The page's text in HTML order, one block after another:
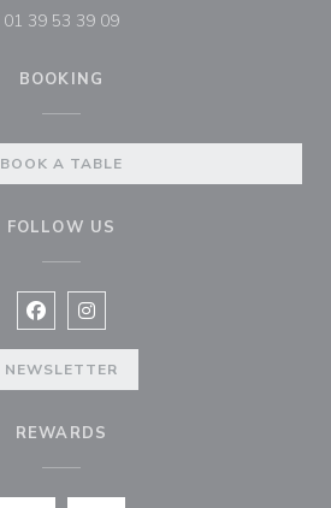
01 39 53 39 09
BOOKING
BOOK A TABLE
FOLLOW US
Facebook ((opens in a new
Instagram ((opens in a new
NEWSLETTER
REWARDS